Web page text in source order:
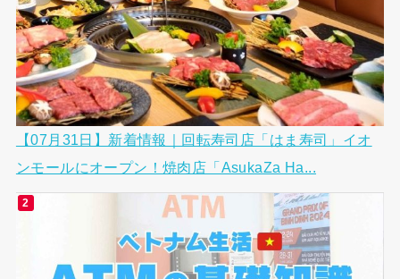
【07月31日】新着情報｜回転寿司店「はま寿司」イオ
ンモールにオープン！焼肉店「AsukaZa Ha...